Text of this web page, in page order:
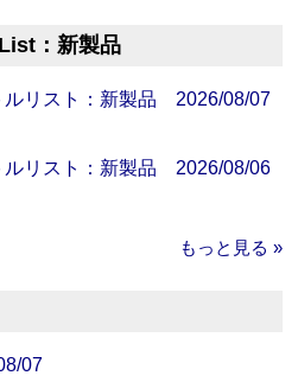
：新製品
ルリスト：新製品 2026/08/07
ルリスト：新製品 2026/08/06
もっと見る »
07